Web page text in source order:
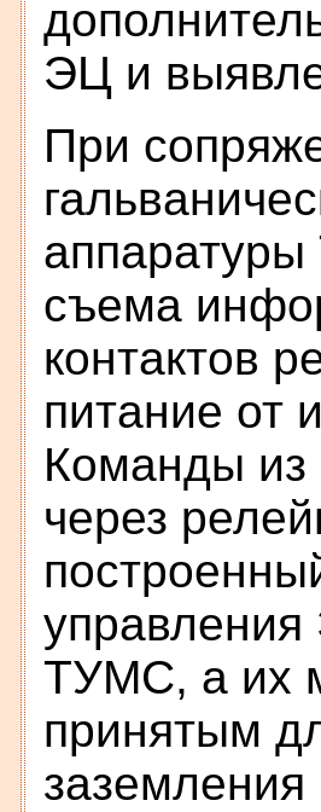
ЭЦ и
При
съема
контактов
питание от
Команды из
через
управления
ТУМС, а их
принятым
заземления